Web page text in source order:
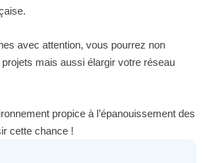
avec attention, vous pourrez non
mais aussi élargir votre réseau
propice à l’épanouissement des
cette chance !